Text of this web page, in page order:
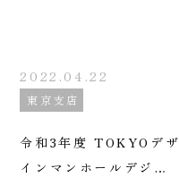
2022.04.22
東京支店
令和3年度 TOKYOデザ
インマンホールデジタ